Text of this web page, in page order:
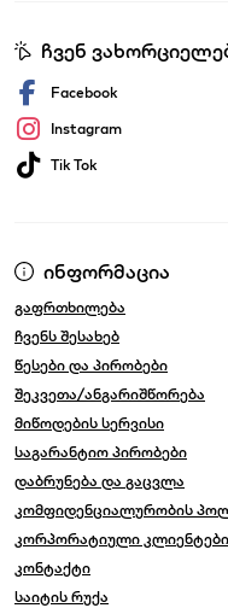
ინფორმაცია
გაფრთხილება
ჩვენს შესახებ
წესები და პირობები
შეკვეთა/ანგარიშწორება
მიწოდების სერვისი
საგარანტიო პირობები
დაბრუნება და გაცვლა
კომფიდენციალურობის
კორპორატიული კლიენტები
კონტაქტი
საიტის რუქა
ჩვენ
Facebook
Instagram
Tik Tok